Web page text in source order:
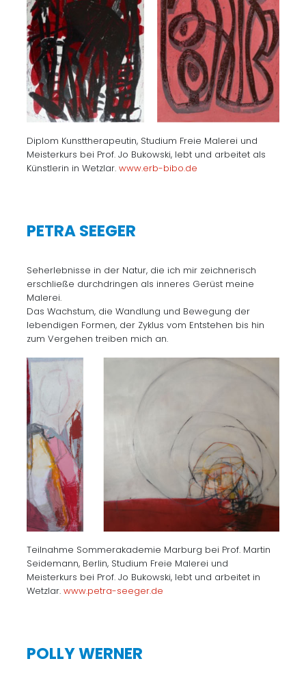
Diplom Kunsttherapeutin, Studium Freie Malerei und
Meisterkurs bei Prof. Jo Bukowski, lebt und arbeitet als
Künstlerin in Wetzlar.www.erb-bibo.de
PETRA SEEGER
Seherlebnisse in der Natur, die ich mir zeichnerisch
erschließe durchdringen als inneres Gerüst meine
Malerei.
Das Wachstum, die Wandlung und Bewegung der
lebendigen Formen, der Zyklus vom Entstehen bis hin
zum Vergehen treiben mich an.
Teilnahme Sommerakademie Marburg bei Prof. Martin
Seidemann, Berlin, Studium Freie Malerei und
Meisterkurs bei Prof. Jo Bukowski, lebt und arbeitet in
Wetzlar.www.petra-seeger.de
POLLY WERNER